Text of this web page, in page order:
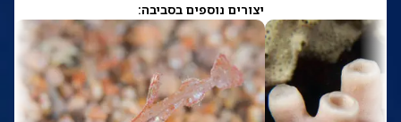
יצורים נוספים בסביבה: